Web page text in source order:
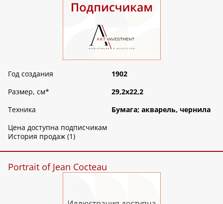
Год создания
1902
Размер, см*
29,2х22,2
Техника
Бумага; акварель, чернила
Цена доступна подписчикам
История продаж (1)
Portrait of Jean Cocteau